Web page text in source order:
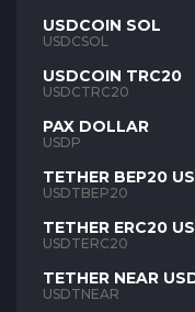
USDCOIN SOL
USDCSOL
USDCOIN TRC20
USDCTRC20
PAX DOLLAR
USDP
TETHER BEP20
USDTBEP20
TETHER ERC20
USDTERC20
TETHER NEAR
USDTNEAR